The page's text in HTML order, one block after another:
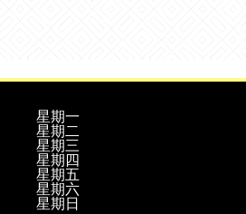
星期一
星期二
星期三
星期四
星期五
星期六
星期日